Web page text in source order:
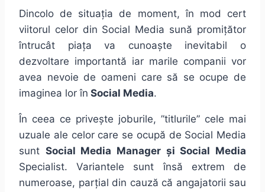
Dincolo de situația de moment, în mod cert
viitorul celor din Social Media sună promițător
întrucât piața va cunoaște inevitabil o
dezvoltare importantă iar marile companii vor
avea nevoie de oameni care să se ocupe de
imaginea lor în Social Media.
În ceea ce privește joburile, ”titlurile” cele mai
uzuale ale celor care se ocupă de Social Media
sunt Social Media Manager și Social Media
Specialist. Variantele sunt însă extrem de
numeroase, parțial din cauză că angajatorii sau